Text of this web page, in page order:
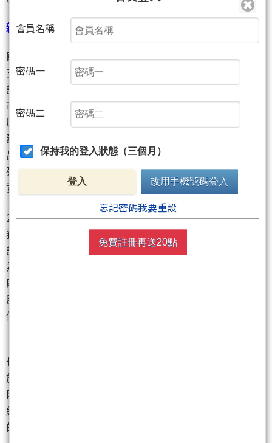
新一波調控「國五條」再度出手
國五條是指在2013年2月20日國務院常務會議確定的
五項加強房地產市場調控的政策措施。國務院常務會
議出臺五項調控政策措施，要求各直轄市、計畫單列
市和除拉薩外的省會城市要按照保持房價基本穩定的
原則，制定並公佈年度新建商品住房價格控制目標，
建立健全穩定房價工作的考核問責制度。嚴格執行商
品住房限購措施，已實施限購措施的直轄市、計畫單
列市和省會城市要在限購區域、限購住房類型、購房
資格審查等方面，按統一要求完善限購措施。
2013年2月20日，中共總理溫家寶主持召開國務院常
務會議，研究部署繼續做好房地產市場調控工作。會
議中確定了五項加強房地產市場調控的政策措施（稱
為“國五條”）。會議不僅再次重申堅持執行以限
購、限貸為核心的調控政策，堅決打擊投資投機性購
房，還在繼2011年之後再次提出要求各地公佈年度房
價控制目標。
也就是“嚴格執行商品住房限購措施，已實施限購措
施的直轄市、計畫單列市和省會城市要在限購區域、
限購住房類型、購房資格審查等方面， 限購小範圍升
級按統一要求完善限購措施。其他城市房價上漲過快
的，省級政府應要求其及時採取限購等措施。” 事實
會員名稱
密碼一
密碼二
保持我的登入狀態（三個月）
登入 改用手機號碼登入
忘記密碼我要重設
免費註冊再送20點